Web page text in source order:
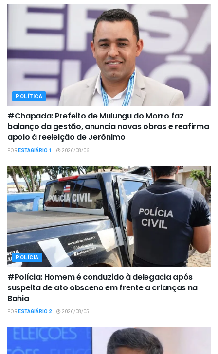
POLÍTICA
#Chapada: Prefeito de Mulungu do Morro faz
balanço da gestão, anuncia novas obras e reafirma
apoio à reeleição de Jerônimo
PORESTAGIÁRIO 1 2026/08/06
POLÍCIA
#Polícia: Homem é conduzido à delegacia após
suspeita de ato obsceno em frente a crianças na
Bahia
PORESTAGIÁRIO 2 2026/08/05